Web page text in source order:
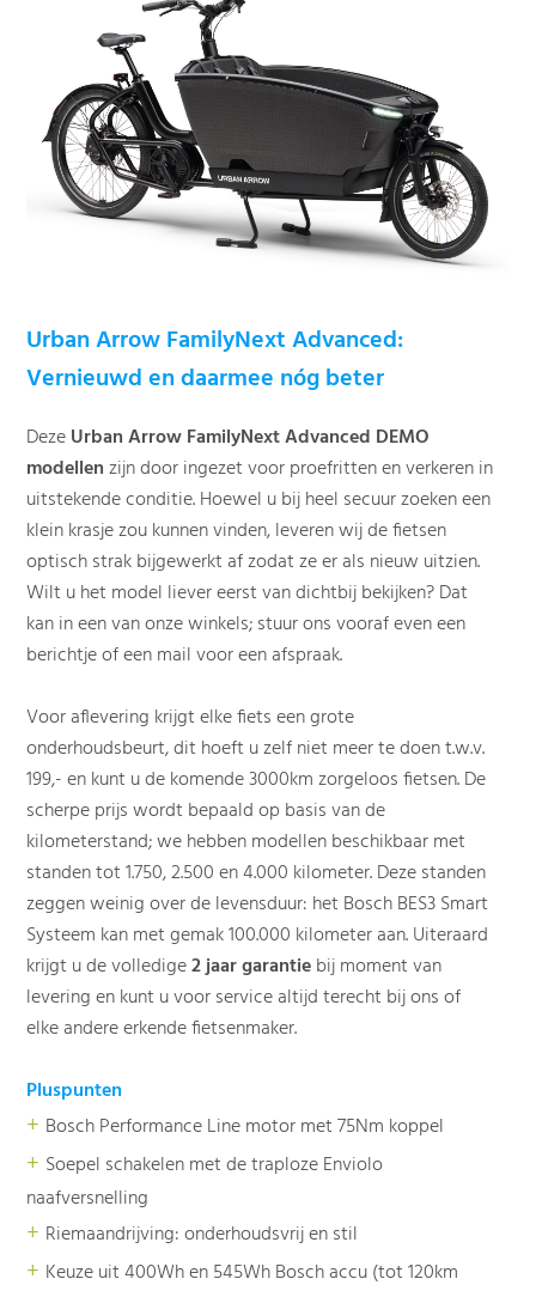
Urban Arrow FamilyNext Advanced:
Vernieuwd en daarmee nóg beter
DezeUrban Arrow FamilyNext Advanced DEMO
modellenzijn door ingezet voor proefritten en verkeren in
uitstekende conditie. Hoewel u bij heel secuur zoeken een
klein krasje zou kunnen vinden, leveren wij de fietsen
optisch strak bijgewerkt af zodat ze er als nieuw uitzien.
Wilt u het model liever eerst van dichtbij bekijken? Dat
kan in een van onze winkels; stuur ons vooraf even een
berichtje of een mail voor een afspraak.
Voor aflevering krijgt elke fiets een grote
onderhoudsbeurt, dit hoeft u zelf niet meer te doen t.w.v.
199,- en kunt u de komende 3000km zorgeloos fietsen. De
scherpe prijs wordt bepaald op basis van de
kilometerstand; we hebben modellen beschikbaar met
standen tot 1.750, 2.500 en 4.000 kilometer. Deze standen
zeggen weinig over de levensduur: het Bosch BES3 Smart
Systeem kan met gemak 100.000 kilometer aan. Uiteraard
krijgt u de volledige2 jaar garantiebij moment van
levering en kunt u voor service altijd terecht bij ons of
elke andere erkende fietsenmaker.
Pluspunten
+ Bosch Performance Line motor met 75Nm koppel
+ Soepel schakelen met de traploze Enviolo
naafversnelling
+ Riemaandrijving: onderhoudsvrij en stil
+ Keuze uit 400Wh en 545Wh Bosch accu (tot 120km